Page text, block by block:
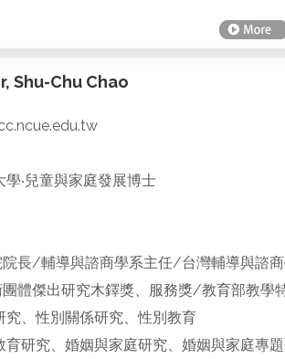
Shu-Chu Chao
學‧兒童與家庭發展博士
長/輔導與諮商學系主任/台灣輔導與諮
體傑出研究木鐸獎、服務獎/教育部教學
究、性別關係研究、性別教育
育研究、婚姻與家庭研究、婚姻與家庭專